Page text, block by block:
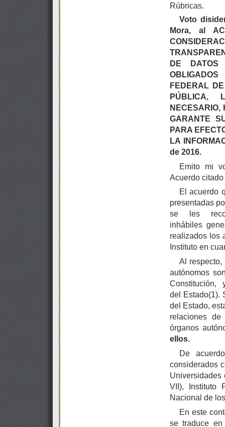
Rúbricas.
Voto
Mora, al
DE DATOS
FEDERAL
PÚBLICA,
NECESARIO,
GARANTE
PARA
LA
de 2016.
Emito mi
Acuerdo
El acuerdo
presentadas
se les
inhábiles
realizados los
Instituto en
Al
autónomos
del Estado(1).
del Estado,
relaciones
órganos
ellos.
De
considerados
Universidades
VII), Instituto
Nacional de
En este
se traduce